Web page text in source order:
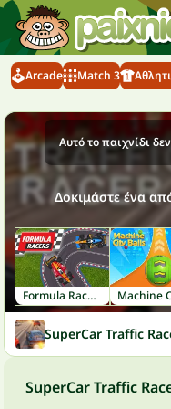
Arcade Match 3
Αυτό το παιχνίδι
Δοκιμάστε ένα
Formula Racers
SuperCar Traffic
SuperCar Traffic